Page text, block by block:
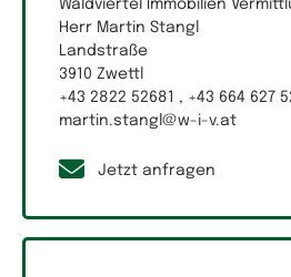
Waldviertel Immobilien
Herr Martin Stangl
Landstraße
3910 Zwettl
+43 2822 52681 , +43 664 627
martin.stangl@w-i-v.at
Jetzt anfragen